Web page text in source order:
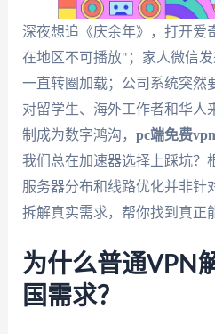
深夜想追《庆余年》，打开爱
在地区不可播放"；家人微信
一直转圈加载；公司系统突
对留学生、海外工作者和华人
制成为数字鸿沟， pc端免费vpn
我们总在加速器选择上踩坑？
服务器分布和线路优化并非针
拆解真实需求，帮你找到真正
为什么普通VPN
国需求？